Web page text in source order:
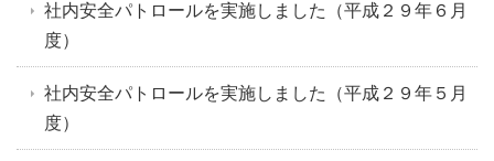
社内安全パトロールを実施しました（平成２９年６月
度）
社内安全パトロールを実施しました（平成２９年５月
度）